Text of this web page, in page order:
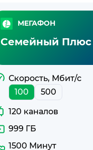
МЕГАФОН
Семейный Плюс
Скорость, Мбит/с
100
500
120 каналов
999 ГБ
1500 Минут